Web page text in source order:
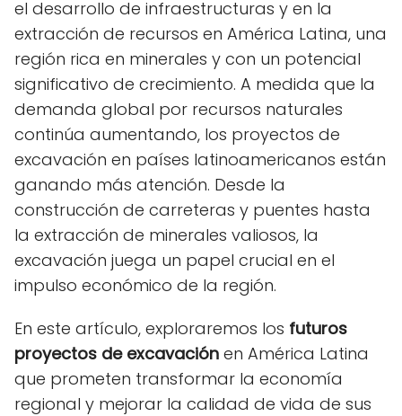
el desarrollo de infraestructuras y en la
extracción de recursos en América Latina, una
región rica en minerales y con un potencial
significativo de crecimiento. A medida que la
demanda global por recursos naturales
continúa aumentando, los proyectos de
excavación en países latinoamericanos están
ganando más atención. Desde la
construcción de carreteras y puentes hasta
la extracción de minerales valiosos, la
excavación juega un papel crucial en el
impulso económico de la región.
En este artículo, exploraremos los futuros
proyectos de excavación en América Latina
que prometen transformar la economía
regional y mejorar la calidad de vida de sus